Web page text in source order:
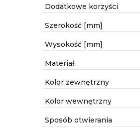
Dodatkowe korzyści
Szerokość [mm]
Wysokość [mm]
Materiał
Kolor zewnętrzny
Kolor wewnętrzny
Sposób otwierania